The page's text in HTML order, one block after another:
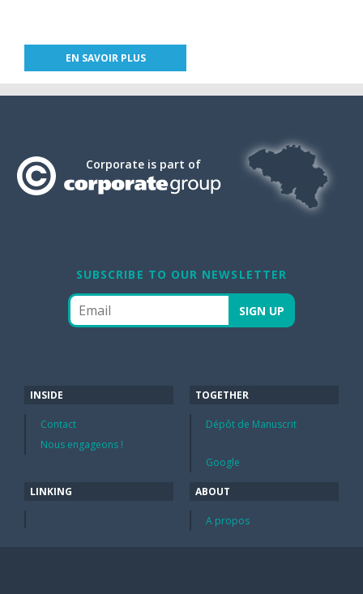
EN SAVOIR PLUS
Corporate is part of
SUBSCRIBE TO OUR NEWSLETTER
INSIDE
Contact
Nous engageons !
TOGETHER
Dépôt de Manuscrit
Google
LINKING ABOUT
A propos